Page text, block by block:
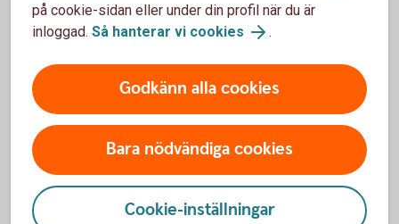
Publicering av denna
tillgänglighetsredogörelse
Denna redogörelse publicerades den 28 januari 2026.
Återkoppling och
kontaktuppgifter
på cookie-sidan eller under din profil när du är
inloggad. Så hanterar vi cookies .
Godkänn alla cookies
Bara nödvändiga cookies
Cookie-inställningar